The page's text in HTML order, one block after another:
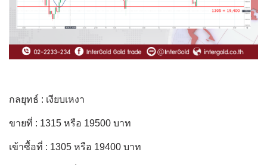
กลยุทธ์ : เงียบเหงา
ขายที่ : 1315 หรือ 19500 บาท
เข้าซื้อที่ : 1305 หรือ 19400 บาท